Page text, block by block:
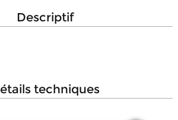
descriptif
détails techniques